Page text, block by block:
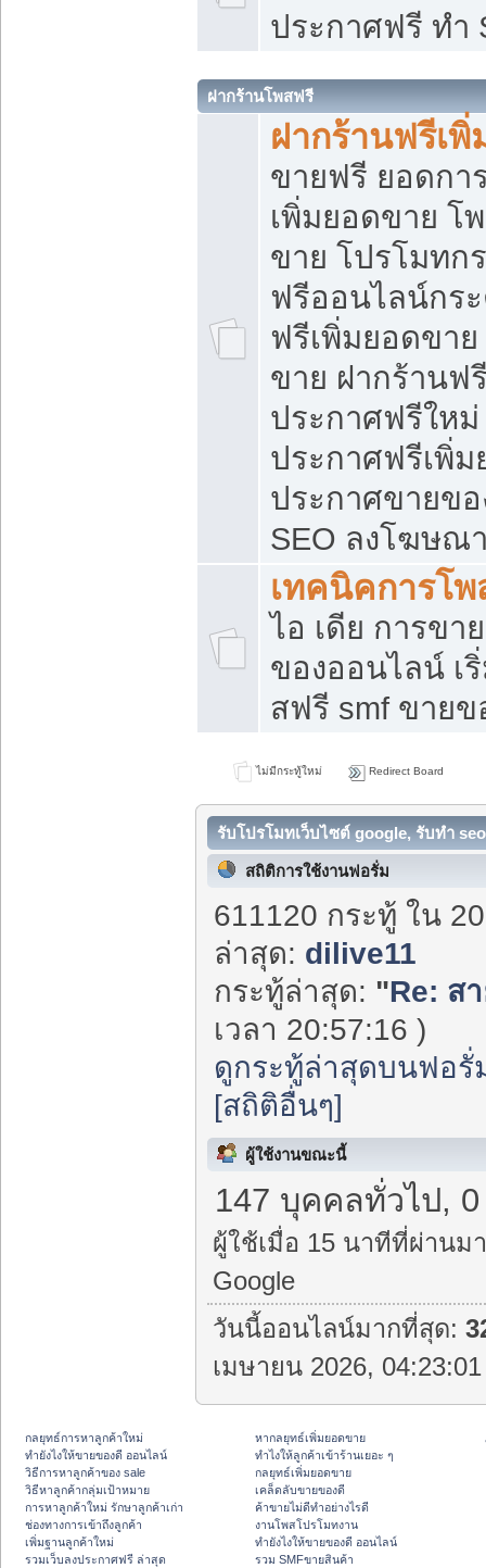
ประกาศฟรี ทำ
ฝากร้านโพสฟรี
ฝากร้านฟรีเ
ขายฟรี ยอดกา
เพิ่มยอดขาย โ
ขาย โปรโมทก
ฟรีออนไลน์กร
ฟรีเพิ่มยอดขา
ขาย ฝากร้านฟ
ประกาศฟรีใหม่
ประกาศฟรีเพิ่
ประกาศขายข
SEO ลงโฆษณ
เทคนิคการโ
ไอ เดีย การขา
ของออนไลน์ เ
สฟรี smf ขาย
ไม่มีกระทู้ใหม่ Redirect Board
รับโปรโมทเว็บไซต์ google, รับทำ
สถิติการใช้งานฟอรั่ม
611120 กระทู้ ใน
ล่าสุด: dilive11
กระทู้ล่าสุด: "Re: ส
เวลา 20:57:16 )
ดูกระทู้ล่าสุดบนฟอรั่
[สถิติอื่นๆ]
ผู้ใช้งานขณะนี้
147 บุคคลทั่วไป,
ผู้ใช้เมื่อ 15 นาทีที่ผ่านม
Google
วันนี้ออนไลน์มากที่สุด:
เมษายน 2026,
กลยุทธ์การหาลูกค้าใหม่
ทํายังไงให้ขายของดี ออนไลน์
วิธีการหาลูกค้าของ sale
วิธีหาลูกค้ากลุ่มเป้าหมาย
การหาลูกค้าใหม่ รักษาลูกค้าเก่า
ช่องทางการเข้าถึงลูกค้า
เพิ่มฐานลูกค้าใหม่
รวมเว็บลงประกาศฟรี ล่าสุด
หากลยุทธ์เพิ่มยอดขาย
ทําไงให้ลูกค้าเข้าร้านเยอะ ๆ
กลยุทธ์เพิ่มยอดขาย
เคล็ดลับขายของดี
ค้าขายไม่ดีทำอย่างไรดี
งานโพสโปรโมทงาน
ทํายังไงให้ขายของดี ออนไลน์
รวม SMFขายสินค้า